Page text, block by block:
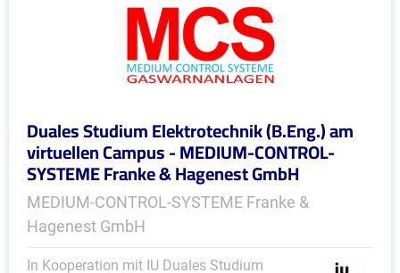
Duales Studium Elektrotechnik (B.Eng.) am
virtuellen Campus - MEDIUM-CONTROL-
SYSTEME Franke & Hagenest GmbH
MEDIUM-CONTROL-SYSTEME Franke &
Hagenest GmbH
In Kooperation mit IU Duales Studium